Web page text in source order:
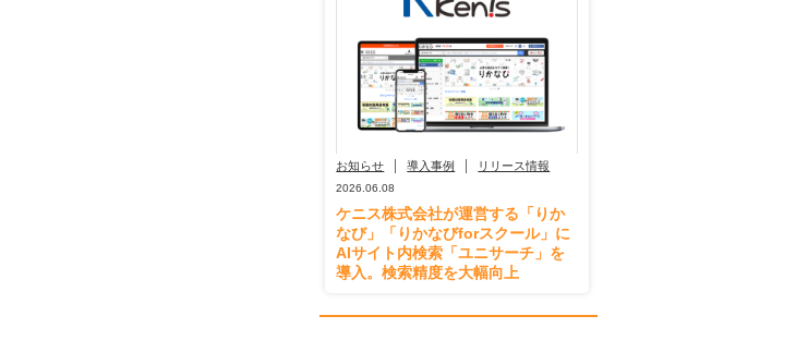
お知らせ 導入事例 リリース情報
2026.06.08
ケニス株式会社が運営する「りか
なび」「りかなびforスクール」に
AIサイト内検索「ユニサーチ」を
導入。検索精度を大幅向上